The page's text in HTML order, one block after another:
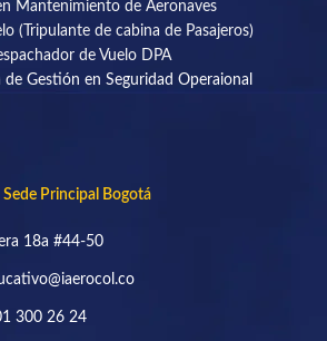
Mantenimiento de Aeronaves
(Tripulante de cabina de Pasajeros)
de Vuelo DPA
de Gestión en Seguridad Operaional
Sede Principal Bogotá
18a #44-50
300 26 24